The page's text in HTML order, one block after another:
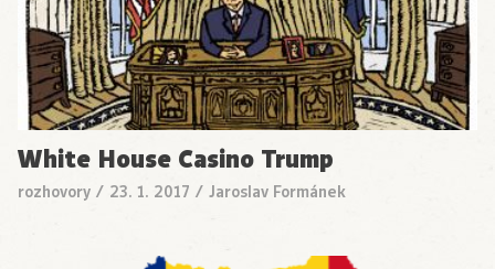
White House Casino Trump
rozhovory / 23. 1. 2017 / Jaroslav Formánek